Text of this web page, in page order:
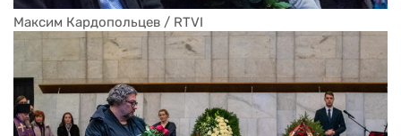
Максим Кардопольцев / RTVI